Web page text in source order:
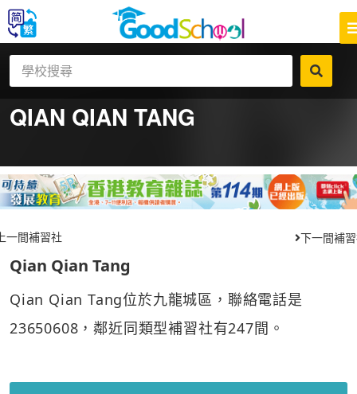
QIAN QIAN TANG
一間補習社 下一間補
Qian Qian Tang
Qian Qian Tang位於九龍城區，聯絡電話是
23650608，鄰近同類型補習社有247間。